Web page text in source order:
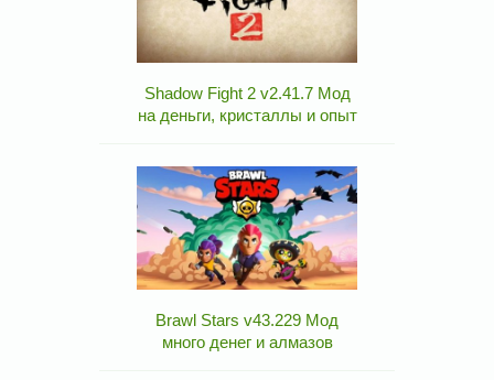
Shadow Fight 2 v2.41.7 Мод
на деньги, кристаллы и опыт
Brawl Stars v43.229 Мод
много денег и алмазов